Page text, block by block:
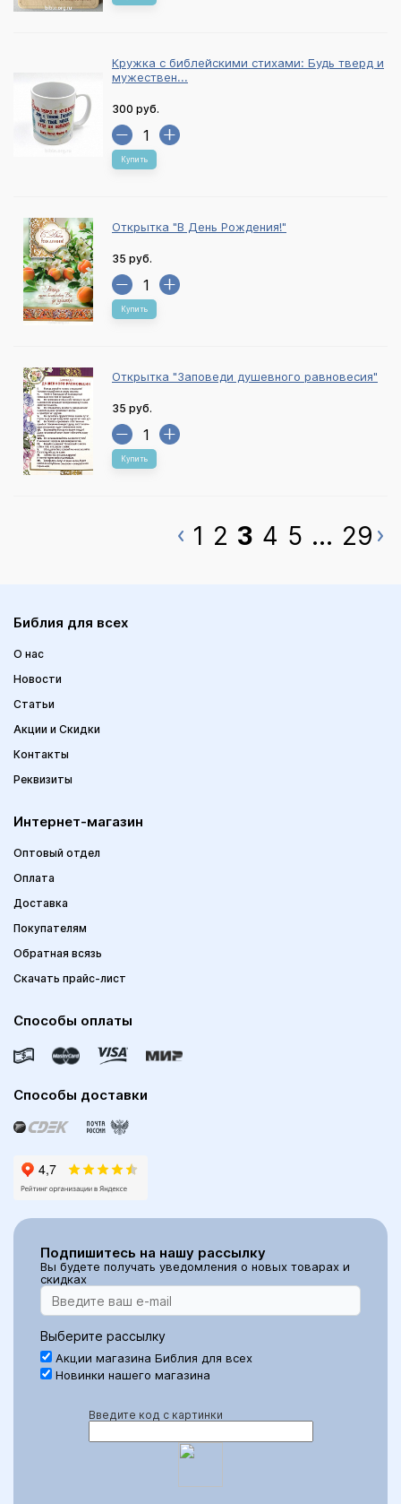
Кружка с библейскими стихами: Будь тверд и
мужествен...
300 руб.
Купить
Открытка "В День Рождения!"
35 руб.
Купить
Открытка "Заповеди душевного равновесия"
35 руб.
Купить
1 2 3 4 5 ... 29
Библия для всех
О нас
Новости
Статьи
Акции и Скидки
Контакты
Реквизиты
Интернет-магазин
Оптовый отдел
Оплата
Доставка
Покупателям
Обратная всязь
Скачать прайс-лист
Способы оплаты
Способы доставки
Подпишитесь на нашу рассылку
Вы будете получать уведомления о новых товарах и
скидках
Выберите рассылку
Акции магазина Библия для всех
Новинки нашего магазина
Введите код с картинки